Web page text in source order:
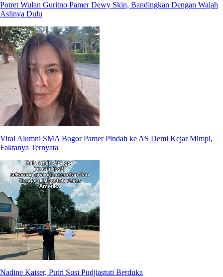
Potret Wulan Guritno Pamer Dewy Skin, Bandingkan Dengan Wajah
Aslinya Dulu
Viral Alumni SMA Bogor Pamer Pindah ke AS Demi Kejar Mimpi,
Faktanya Ternyata
Nadine Kaiser, Putri Susi Pudjiastuti Berduka